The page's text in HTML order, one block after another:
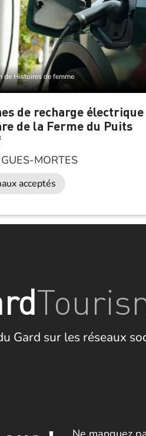
de Histoires de femme
de recharge électrique
de la Ferme du Puits
MORTES
acceptés
Gard sur les réseaux